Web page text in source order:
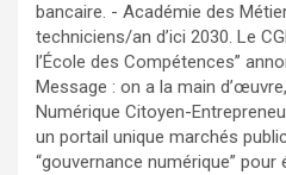
bancaire. - Académie des
techniciens/an d’ici 2030. Le
l’École des Compétences”
Message : on a la main
Numérique Citoyen-
un portail unique marchés
“gouvernance numérique” pour